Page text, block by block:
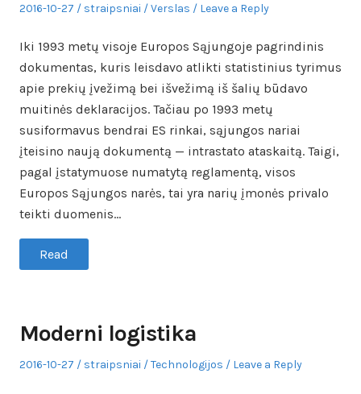
Posted
2016-10-27 Author
straipsniai
Posted
Verslas Leave a Reply
Iki 1993 metų visoje Europos Sąjungoje pagrindinis
dokumentas, kuris leisdavo atlikti statistinius tyrimus
apie prekių įvežimą bei išvežimą iš šalių būdavo
muitinės deklaracijos. Tačiau po 1993 metų
susiformavus bendrai ES rinkai, sąjungos nariai
įteisino naują dokumentą — intrastato ataskaitą. Taigi,
pagal įstatymuose numatytą reglamentą, visos
Europos Sąjungos narės, tai yra narių įmonės privalo
teikti duomenis…
Read
Moderni logistika
Posted
2016-10-27 Author
straipsniai
Posted
Technologijos Leave a Reply